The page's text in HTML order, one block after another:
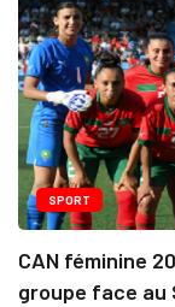
SPORT
CAN féminine
groupe face au